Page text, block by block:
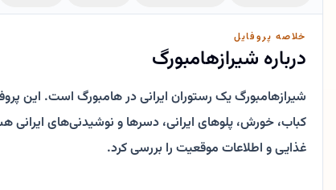
خلاصه پروفایل
درباره شیرازهامبورگ
شیرازهامبورگ یک رستوران ایرانی در هامبورگ است. این
غذایی و اطلاعات موقعیت را بررسی کرد.